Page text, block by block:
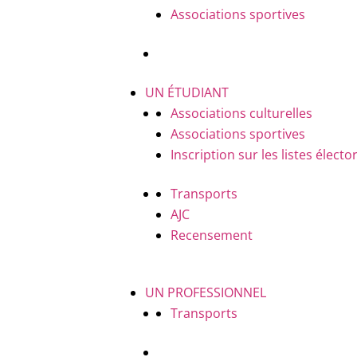
Associations sportives
UN ÉTUDIANT
Associations culturelles
Associations sportives
Inscription sur les listes
Transports
AJC
Recensement
UN PROFESSIONNEL
Transports